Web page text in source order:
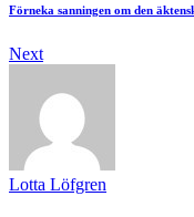
Förneka sanningen om den
Next
Lotta Löfgren